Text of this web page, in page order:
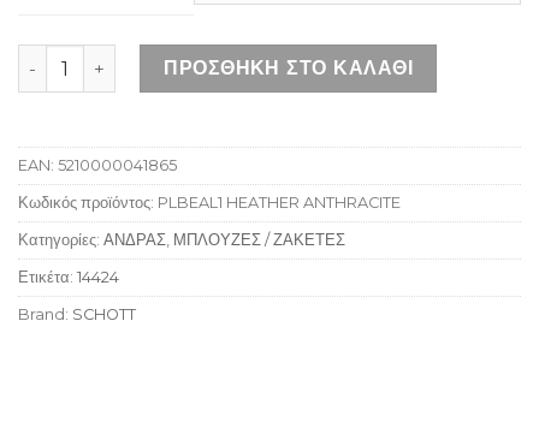
SCHOTT PLBEAL1 HEATHER ANTHRACITE ποσότητα
ΠΡΟΣΘΉΚΗ ΣΤΟ ΚΑΛΆΘΙ
EAN: 5210000041865
Κωδικός προϊόντος: PLBEAL1 HEATHER ANTHRACITE
Κατηγορίες: ΑΝΔΡΑΣ ΜΠΛΟΥΖΕΣ / ΖΑΚΕΤΕΣ
Ετικέτα: 14424
Brand: SCHOTT